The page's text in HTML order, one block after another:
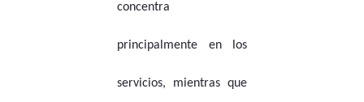
concentra
principalmente en los
servicios, mientras que